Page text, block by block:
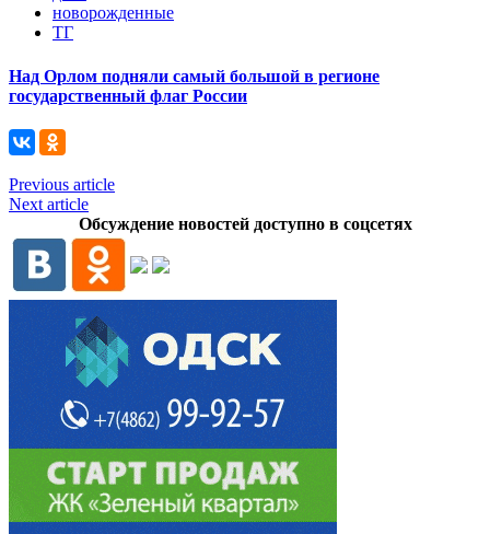
новорожденные
ТГ
Над Орлом подняли самый большой в регионе
государственный флаг России
Previous article
Next article
Обсуждение новостей доступно в соцсетях